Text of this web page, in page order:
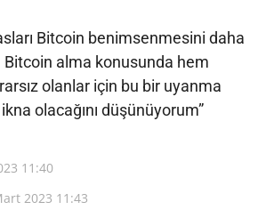
Bitcoin benimsenmesini daha
Bitcoin alma konusunda hem
olanlar için bu bir uyanma
olacağını düşünüyorum”
11:40
2023 11:43